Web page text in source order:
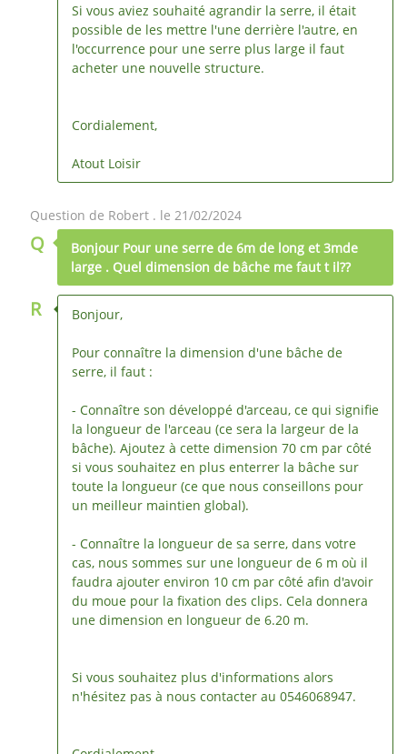
Si vous aviez souhaité agrandir la serre, il était
possible de les mettre l'une derrière l'autre, en
l'occurrence pour une serre plus large il faut
acheter une nouvelle structure.
Cordialement,
Atout Loisir
Question de Robert . le 21/02/2024
Q
Bonjour Pour une serre de 6m de long et 3mde
large . Quel dimension de bâche me faut t il??
R Bonjour,
Pour connaître la dimension d'une bâche de
serre, il faut :
- Connaître son développé d'arceau, ce qui signifie
la longueur de l'arceau (ce sera la largeur de la
bâche). Ajoutez à cette dimension 70 cm par côté
si vous souhaitez en plus enterrer la bâche sur
toute la longueur (ce que nous conseillons pour
un meilleur maintien global).
- Connaître la longueur de sa serre, dans votre
cas, nous sommes sur une longueur de 6 m où il
faudra ajouter environ 10 cm par côté afin d'avoir
du moue pour la fixation des clips. Cela donnera
une dimension en longueur de 6.20 m.
Si vous souhaitez plus d'informations alors
n'hésitez pas à nous contacter au 0546068947.